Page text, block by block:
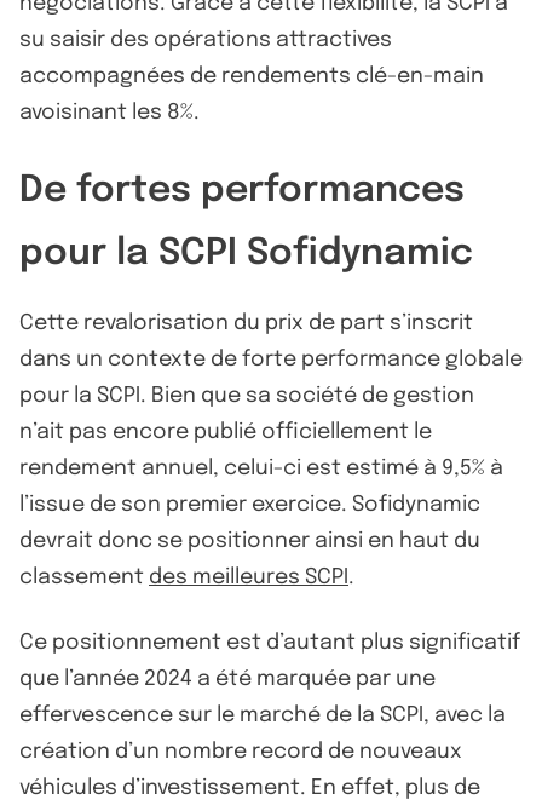
su saisir des opérations attractives
accompagnées de rendements clé-en-main
avoisinant les 8%.
De fortes performances
pour la SCPI Sofidynamic
Cette revalorisation du prix de part s’inscrit
dans un contexte de forte performance globale
pour la SCPI. Bien que sa société de gestion
n’ait pas encore publié officiellement le
rendement annuel, celui-ci est estimé à 9,5% à
l’issue de son premier exercice. Sofidynamic
devrait donc se positionner ainsi en haut du
classement des meilleures SCPI .
Ce positionnement est d’autant plus significatif
que l’année 2024 a été marquée par une
effervescence sur le marché de la SCPI, avec la
création d’un nombre record de nouveaux
véhicules d’investissement. En effet, plus de